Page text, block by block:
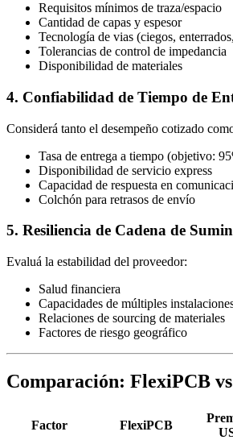
Requisitos mínimos de traza/espacio
Cantidad de capas y espesor
Tecnología de vias (ciegos,
Tolerancias de control de impedancia
Disponibilidad de materiales
4. Confiabilidad de Tiempo de
Considerá tanto el desempeño cotizado
Tasa de entrega a tiempo (objetivo:
Disponibilidad de servicio express
Capacidad de respuesta en
Colchón para retrasos de envío
5. Resiliencia de Cadena de
Evaluá la estabilidad del proveedor:
Salud financiera
Capacidades de múltiples
Relaciones de sourcing de materiales
Factores de riesgo geográfico
Comparación: FlexiPCB
Factor FlexiPCB